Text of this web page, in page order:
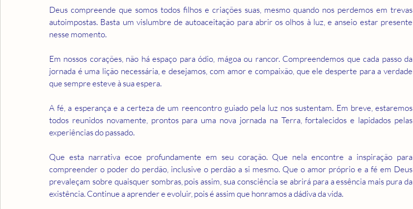
Deus compreende que somos todos filhos e criações suas, mesmo quando nos perdemos em trevas
autoimpostas. Basta um vislumbre de autoaceitação para abrir os olhos à luz, e anseio estar presente
nesse momento.
Em nossos corações, não há espaço para ódio, mágoa ou rancor. Compreendemos que cada passo da
jornada é uma lição necessária, e desejamos, com amor e compaixão, que ele desperte para a verdade
que sempre esteve à sua espera.
A fé, a esperança e a certeza de um reencontro guiado pela luz nos sustentam. Em breve, estaremos
todos reunidos novamente, prontos para uma nova jornada na Terra, fortalecidos e lapidados pelas
experiências do passado.
Que esta narrativa ecoe profundamente em seu coração. Que nela encontre a inspiração para
compreender o poder do perdão, inclusive o perdão a si mesmo. Que o amor próprio e a fé em Deus
prevaleçam sobre quaisquer sombras, pois assim, sua consciência se abrirá para a essência mais pura da
existência. Continue a aprender e evoluir, pois é assim que honramos a dádiva da vida.